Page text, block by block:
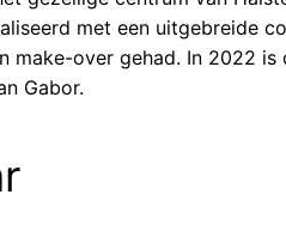
met een uitgebreide
make-over gehad. In 2022
Gabor.